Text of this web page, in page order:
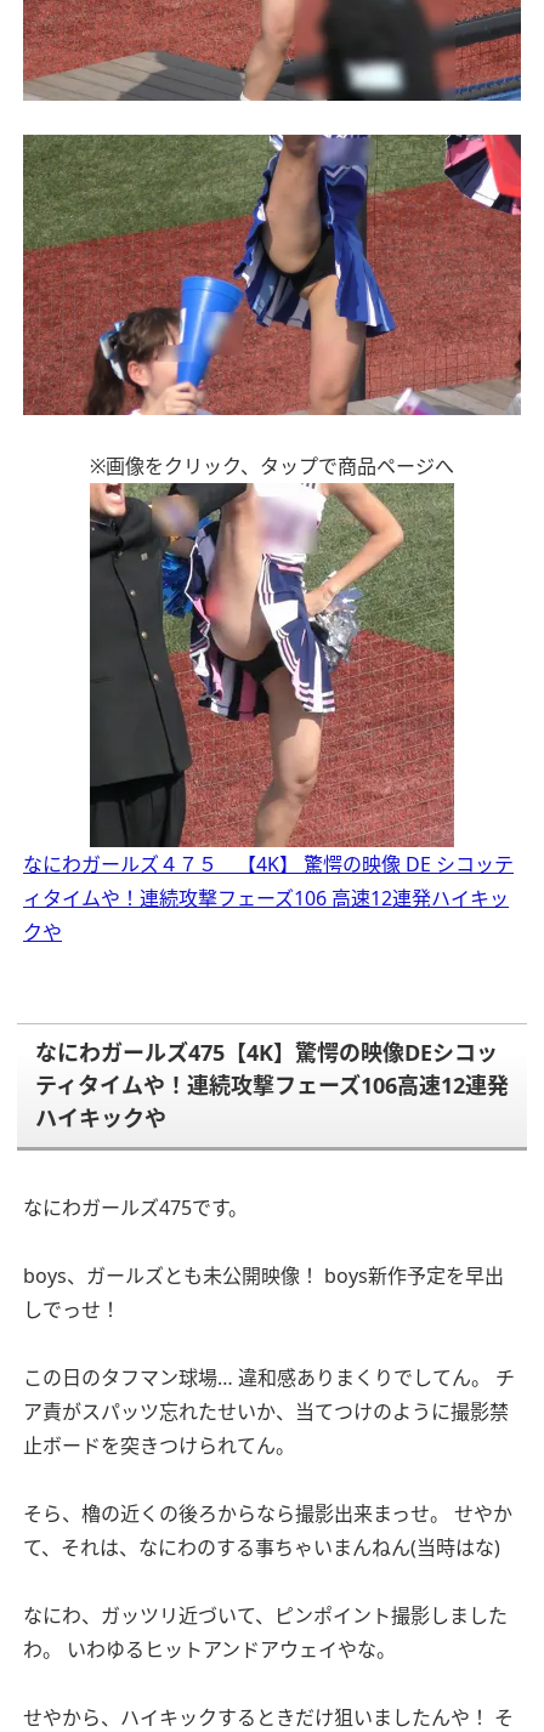
※画像をクリック、タップで商品ページへ
なにわガールズ４７５ 【4K】 驚愕の映像 DE シコッテ
ィタイムや！連続攻撃フェーズ106 高速12連発ハイキッ
クや
なにわガールズ475【4K】驚愕の映像DEシコッ
ティタイムや！連続攻撃フェーズ106高速12連発
ハイキックや
なにわガールズ475です。
boys、ガールズとも未公開映像！ boys新作予定を早出
しでっせ！
この日のタフマン球場… 違和感ありまくりでしてん。
チ
ア責がスパッツ忘れたせいか、当てつけのように撮影禁
止ボードを突きつけられてん。
そら、櫓の近くの後ろからなら撮影出来まっせ。
せやか
て、それは、なにわのする事ちゃいまんねん(当時はな)
なにわ、ガッツリ近づいて、ピンポイント撮影しました
わ。
いわゆるヒットアンドアウェイやな。
せやから、ハイキックするときだけ狙いましたんや！ そ